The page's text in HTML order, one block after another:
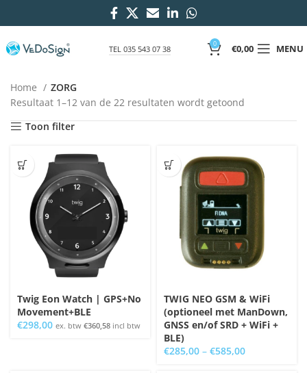
TEL 035 543 07 38
0 €0,00 MENU
Home
ZORG
Resultaat 1–12 van de 22 resultaten wordt getoond
Toon filter
Twig Eon Watch | GPS+No
Movement+BLE
€298,00 ex. btw €360,58 incl btw
TWIG NEO GSM & WiFi
(optioneel met ManDown,
GNSS en/of SRD + WiFi +
BLE)
€285,00 – €585,00